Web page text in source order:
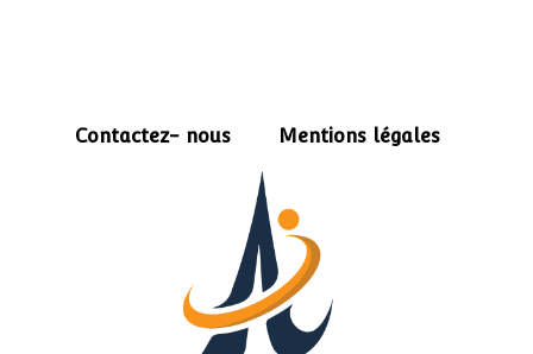
Contactez- nous Mentions légales